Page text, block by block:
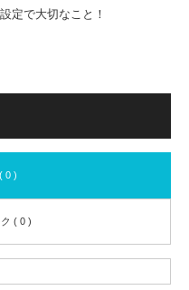
定で大切なこと！
0 )
( 0 )